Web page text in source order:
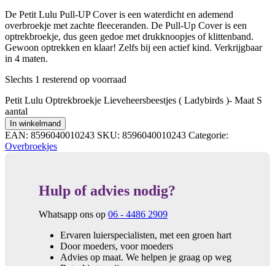
De Petit Lulu Pull-UP Cover is een waterdicht en ademend
overbroekje met zachte fleeceranden. De Pull-Up Cover is een
optrekbroekje, dus geen gedoe met drukknoopjes of klittenband.
Gewoon optrekken en klaar! Zelfs bij een actief kind. Verkrijgbaar
in 4 maten.
Slechts 1 resterend op voorraad
Petit Lulu Optrekbroekje Lieveheersbeestjes ( Ladybirds )- Maat S
aantal
In winkelmand
EAN: 8596040010243 SKU: 8596040010243 Categorie:
Overbroekjes
Hulp of advies nodig?
Whatsapp ons op 06 - 4486 2909
Ervaren luierspecialisten, met een groen hart
Door moeders, voor moeders
Advies op maat. We helpen je graag op weg